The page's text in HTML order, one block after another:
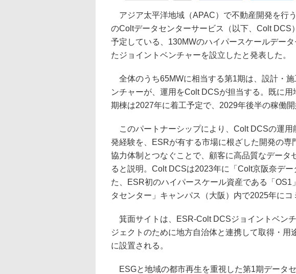
アジア太平洋地域（APAC）で不動産開発を行
のColtデータセンターサービス（以下、Colt DCS
予定している、130MWのハイパースケールデー
たジョイントベンチャーを設立したと発表した。
全体のうち65MWに相当する第1期は、設計・
ンチャーが、運用をColt DCSが担当する。既に
期棟は2027年に着工予定で、2029年後半の稼働開
このパートナーシップにより、Colt DCSの運用
発経験を、ESRが有する市場に根ざした開発の専
協力体制とつなぐことで、顧客に高品質なデータ
ると説明。Colt DCSは2023年に「Colt京阪奈デ
た、ESR初のハイパースケール資産である「
タセンター」キャンパス（大阪）内で2025年にコ
箕面サイトは、ESR-Colt DCSジョイントベン
ジェクトのために地方自治体と連携して取得・用
に設置される。
ESGと地域の都市再生を重視した第1期データ